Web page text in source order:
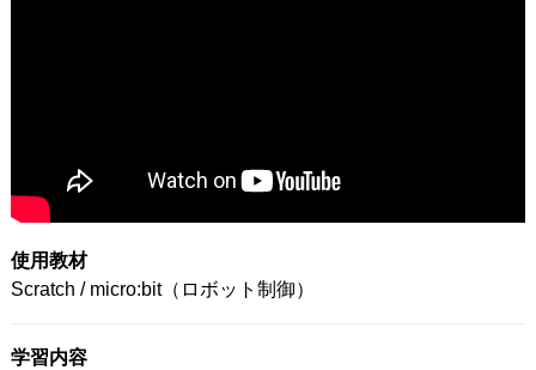
使用教材
Scratch / micro:bit（ロボット制御）
学習内容